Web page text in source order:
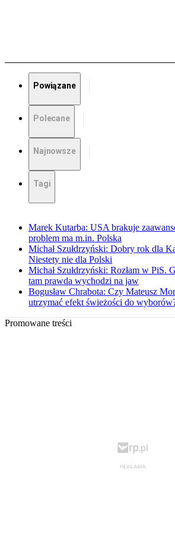
Powiązane
Polecane
Najnowsze
Tagi
Marek Kutarba: USA brakuje
problem ma m.in. Polska
Michał Szułdrzyński: Dobry rok dla
Niestety nie dla Polski
Michał Szułdrzyński: Rozłam w PiS.
tam prawda wychodzi na jaw
Bogusław Chrabota: Czy Mateusz
utrzymać efekt świeżości do
Promowane treści